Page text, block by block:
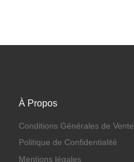
À Propos
Conditions Générales de Vente
Politique de Confidentialité
Mentions légales